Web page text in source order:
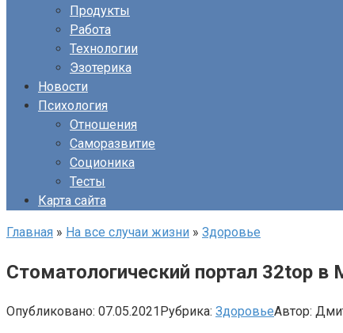
Продукты
Работа
Технологии
Эзотерика
Новости
Психология
Отношения
Саморазвитие
Соционика
Тесты
Карта сайта
Главная » На все случаи жизни » Здоровье
Cтоматологический портал 32top в
Опубликовано: 07.05.2021Рубрика: ЗдоровьеАвтор: